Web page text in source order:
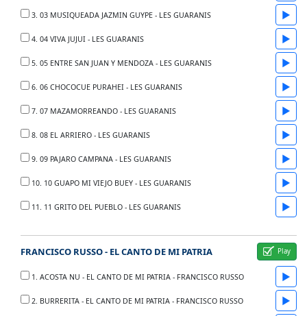
3. 03 MUSIQUEADA JAZMIN GUYPE - LES GUARANIS ▶
4. 04 VIVA JUJUI - LES GUARANIS ▶
5. 05 ENTRE SAN JUAN Y MENDOZA - LES GUARANIS ▶
6. 06 CHOCOCUE PURAHEI - LES GUARANIS ▶
7. 07 MAZAMORREANDO - LES GUARANIS ▶
8. 08 EL ARRIERO - LES GUARANIS ▶
9. 09 PAJARO CAMPANA - LES GUARANIS ▶
10. 10 GUAPO MI VIEJO BUEY - LES GUARANIS ▶
11. 11 GRITO DEL PUEBLO - LES GUARANIS ▶
FRANCISCO RUSSO - EL CANTO DE MI PATRIA
1. ACOSTA NU - EL CANTO DE MI PATRIA - FRANCISCO RUSSO ▶
2. BURRERITA - EL CANTO DE MI PATRIA - FRANCISCO RUSSO ▶